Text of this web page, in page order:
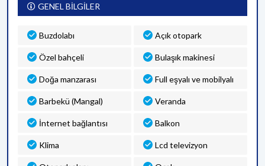
GENEL BİLGİLER
Buzdolabı Açık otopark
Özel bahçeli Bulaşık makinesi
Doğa manzarası Full eşyalı ve mobilyalı
Barbekü (Mangal) Veranda
İnternet bağlantısı Balkon
Klima Lcd televizyon